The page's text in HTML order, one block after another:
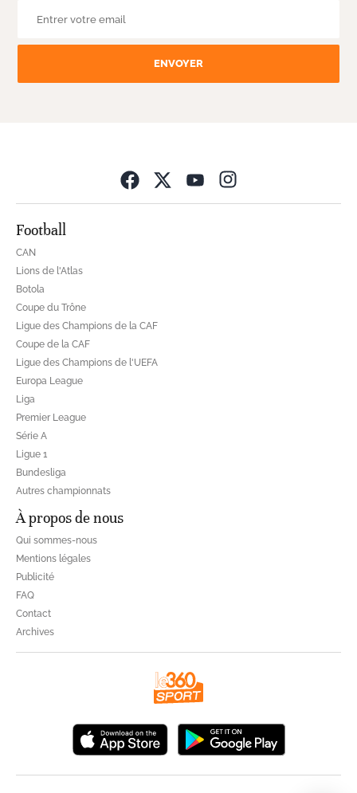
ENVOYER
Football
CAN
Lions de l'Atlas
Botola
Coupe du Trône
Ligue des Champions de la CAF
Coupe de la CAF
Ligue des Champions de l'UEFA
Europa League
Liga
Premier League
Série A
Ligue 1
Bundesliga
Autres championnats
À propos de nous
Qui sommes-nous
Mentions légales
Publicité
FAQ
Contact
Archives